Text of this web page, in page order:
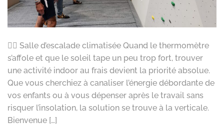
🧗‍♀️ Salle d’escalade climatisée Quand le thermomètre
s’affole et que le soleil tape un peu trop fort, trouver
une activité indoor au frais devient la priorité absolue.
Que vous cherchiez à canaliser l’énergie débordante de
vos enfants ou à vous dépenser après le travail sans
risquer l’insolation, la solution se trouve à la verticale.
Bienvenue […]